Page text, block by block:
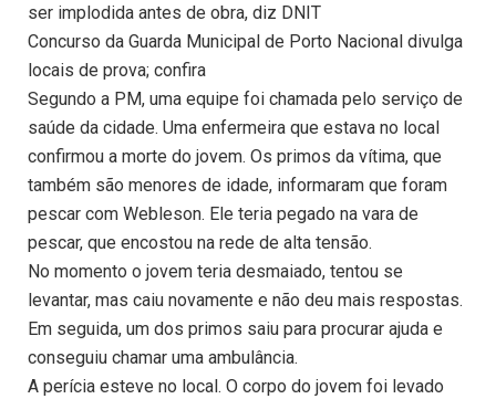
ser implodida antes de obra, diz DNIT
Concurso da Guarda Municipal de Porto Nacional divulga
locais de prova; confira
Segundo a PM, uma equipe foi chamada pelo serviço de
saúde da cidade. Uma enfermeira que estava no local
confirmou a morte do jovem. Os primos da vítima, que
também são menores de idade, informaram que foram
pescar com Webleson. Ele teria pegado na vara de
pescar, que encostou na rede de alta tensão.
No momento o jovem teria desmaiado, tentou se
levantar, mas caiu novamente e não deu mais respostas.
Em seguida, um dos primos saiu para procurar ajuda e
conseguiu chamar uma ambulância.
A perícia esteve no local. O corpo do jovem foi levado